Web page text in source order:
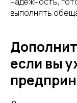
выполнять
если вы